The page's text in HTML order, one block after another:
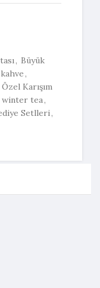
, Büyük
,
Özel Karışım
winter tea,
Setlleri,